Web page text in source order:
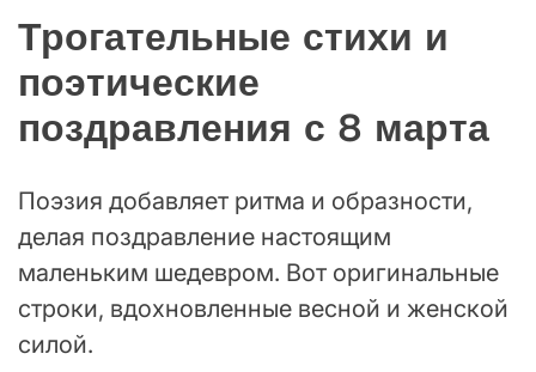
Трогательные стихи и
поэтические
поздравления с 8 марта
Поэзия добавляет ритма и образности,
делая поздравление настоящим
маленьким шедевром. Вот оригинальные
строки, вдохновленные весной и женской
силой.